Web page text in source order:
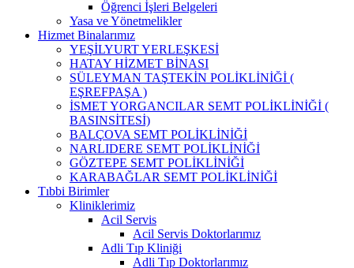
Öğrenci İşleri Belgeleri
Yasa ve Yönetmelikler
Hizmet Binalarımız
YEŞİLYURT YERLEŞKESİ
HATAY HİZMET BİNASI
SÜLEYMAN TAŞTEKİN POLİKLİNİĞİ (
EŞREFPAŞA )
İSMET YORGANCILAR SEMT POLİKLİNİĞİ (
BASINSİTESİ)
BALÇOVA SEMT POLİKLİNİĞİ
NARLIDERE SEMT POLİKLİNİĞİ
GÖZTEPE SEMT POLİKLİNİĞİ
KARABAĞLAR SEMT POLİKLİNİĞİ
Tıbbi Birimler
Kliniklerimiz
Acil Servis
Acil Servis Doktorlarımız
Adli Tıp Kliniği
Adli Tıp Doktorlarımız